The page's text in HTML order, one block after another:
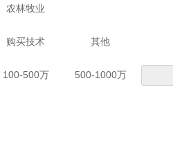
农林牧业
购买技术 其他
100-500万 500-1000万